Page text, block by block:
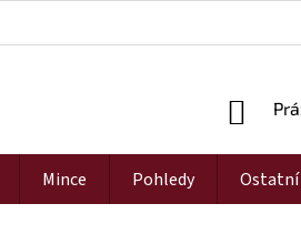
Mince Pohledy Ostatní